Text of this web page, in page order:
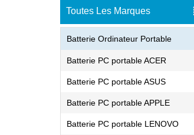
Toutes Les Marques
Batterie Ordinateur Portable
Batterie PC portable ACER
Batterie PC portable ASUS
Batterie PC portable APPLE
Batterie PC portable LENOVO